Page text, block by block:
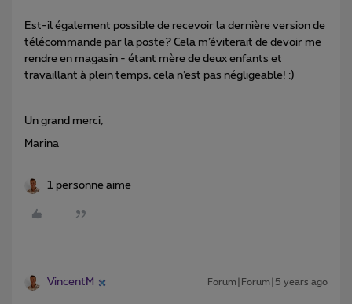
Est-il également possible de recevoir la dernière version de
télécommande par la poste? Cela m’éviterait de devoir me
rendre en magasin - étant mère de deux enfants et
travaillant à plein temps, cela n’est pas négligeable! :)
Un grand merci,
Marina
1 personne aime
VincentM Forum|Forum|5 years ago